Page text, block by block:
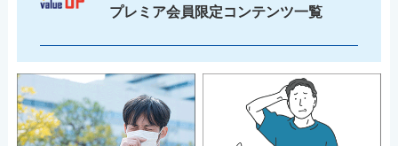
プレミア会員限定コンテンツ一覧